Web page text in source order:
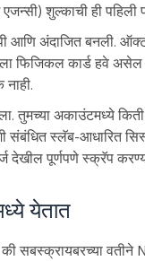
शुल्काची ही पहिली
आणि अंदाजित बनली.
फिजिकल कार्ड हवे असेल
तुमच्या अकाउंटमध्ये
संबंधित स्लॅब-आधारित
देखील पूर्णपणे स्क्रॅप
येतात
सबस्क्रायबरच्या वतीने